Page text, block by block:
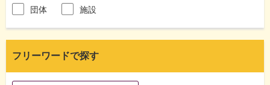
団体 施設
フリーワードで探す